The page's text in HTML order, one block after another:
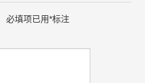
必填项已用*标注